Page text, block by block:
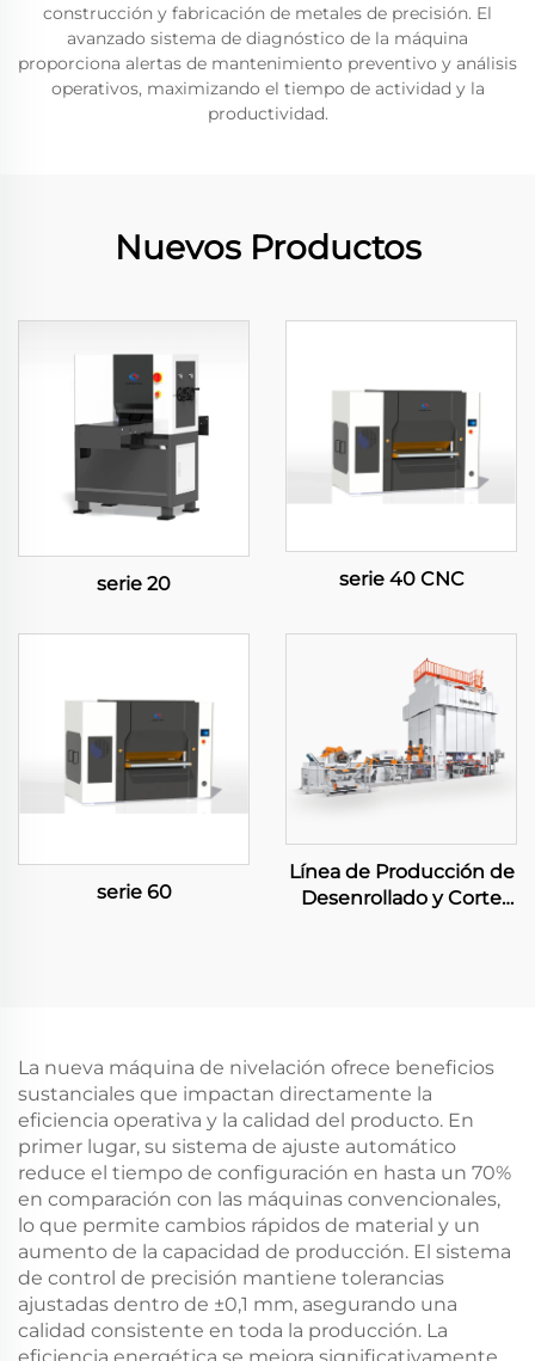
construcción y fabricación de metales de precisión. El
avanzado sistema de diagnóstico de la máquina
proporciona alertas de mantenimiento preventivo y análisis
operativos, maximizando el tiempo de actividad y la
productividad.
Nuevos Productos
serie 20 serie 40 CNC
serie 60
Línea de Producción de
Desenrollado y Corte
La nueva máquina de nivelación ofrece beneficios
sustanciales que impactan directamente la
eficiencia operativa y la calidad del producto. En
primer lugar, su sistema de ajuste automático
reduce el tiempo de configuración en hasta un 70%
en comparación con las máquinas convencionales,
lo que permite cambios rápidos de material y un
aumento de la capacidad de producción. El sistema
de control de precisión mantiene tolerancias
ajustadas dentro de ±0,1 mm, asegurando una
calidad consistente en toda la producción. La
eficiencia energética se mejora significativamente